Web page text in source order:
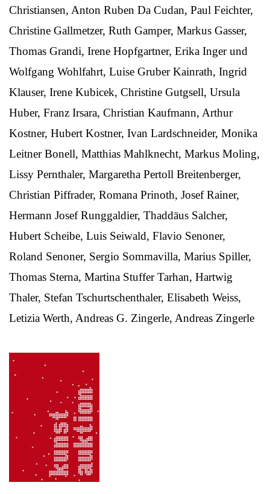
Christiansen, Anton Ruben Da Cudan, Paul Feichter,
Christine Gallmetzer, Ruth Gamper, Markus Gasser,
Thomas Grandi, Irene Hopfgartner, Erika Inger und
Wolfgang Wohlfahrt, Luise Gruber Kainrath, Ingrid
Klauser, Irene Kubicek, Christine Gutgsell, Ursula
Huber, Franz Irsara, Christian Kaufmann, Arthur
Kostner, Hubert Kostner, Ivan Lardschneider, Monika
Leitner Bonell, Matthias Mahlknecht, Markus Moling,
Lissy Pernthaler, Margaretha Pertoll Breitenberger,
Christian Piffrader, Romana Prinoth, Josef Rainer,
Hermann Josef Runggaldier, Thaddäus Salcher,
Hubert Scheibe, Luis Seiwald, Flavio Senoner,
Roland Senoner, Sergio Sommavilla, Marius Spiller,
Thomas Sterna, Martina Stuffer Tarhan, Hartwig
Thaler, Stefan Tschurtschenthaler, Elisabeth Weiss,
Letizia Werth, Andreas G. Zingerle, Andreas Zingerle